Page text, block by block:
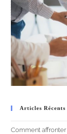
Articles Récents
Comment